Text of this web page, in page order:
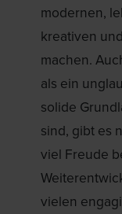
modernen,
kreativen
machen.
als ein
solide
sind, gibt es
viel Freude
vielen